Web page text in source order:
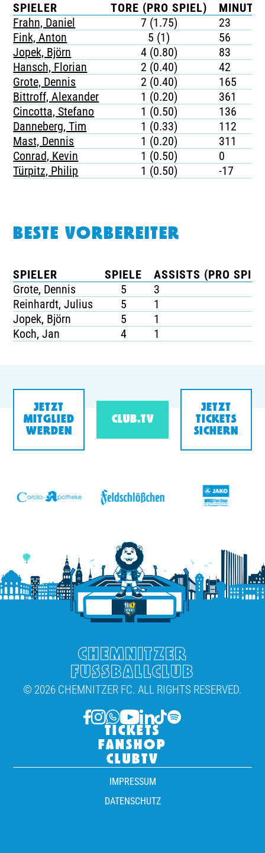
SPIELER TORE (PRO SPIEL)
Frahn, Daniel
7 (1.75)
23
Fink, Anton
5 (1)
56
Jopek, Björn
4 (0.80)
83
Hansch, Florian
2 (0.40)
42
Grote, Dennis
2 (0.40)
165
Bittroff, Alexander
1 (0.20)
361
Cincotta, Stefano
1 (0.50)
136
Danneberg, Tim
1 (0.33)
112
Mast, Dennis
1 (0.20)
311
Conrad, Kevin
1 (0.50)
0
Türpitz, Philip
1 (0.50) -17
BESTE VORBEREITER
SPIELER SPIELE
ASSISTS (PRO
Grote, Dennis
5
3
Reinhardt, Julius
5
1
Jopek, Björn
5
1
Koch, Jan
4 1
JETZT
MITGLIED
WERDEN
CLUB.TV
JETZT
TICKETS
SICHERN
CHEMNITZER
FUSSBALLCLUB
© 2026 CHEMNITZER FC. ALL RIGHTS RESERVED.
TICKETS
FANSHOP
CLUBTV
IMPRESSUM
DATENSCHUTZ